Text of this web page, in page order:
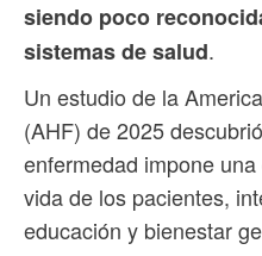
siendo poco
sistemas de salud.
Un estudio de la
(AHF) de 2025
enfermedad impone
vida de los pacientes,
educación y bienestar